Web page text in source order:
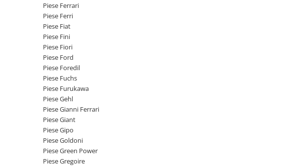
Contact 3 pozitii
Contact 4 pozitii
Selector 2 pozitii
Selector 3 pozitii
Intrerupator basculant 2 pozitii
Intrerupator 3 pozitii
Modul electronic
Lampi spate
Piese Baretta
Piese Benford
Piese Benati
Piese Belarus
Piese Baumann
Piese Barford
Piese Antonio Carraro
Piese Ammann
Piese Ahlmann
Piese Ferrari
Piese Ferri
Piese Fiat
Piese Fini
Piese Fiori
Piese Ford
Piese Foredil
Piese Fuchs
Piese Furukawa
Piese Gehl
Piese Gianni Ferrari
Piese Giant
Piese Gipo
Piese Goldoni
Piese Green Power
Piese Gregoire